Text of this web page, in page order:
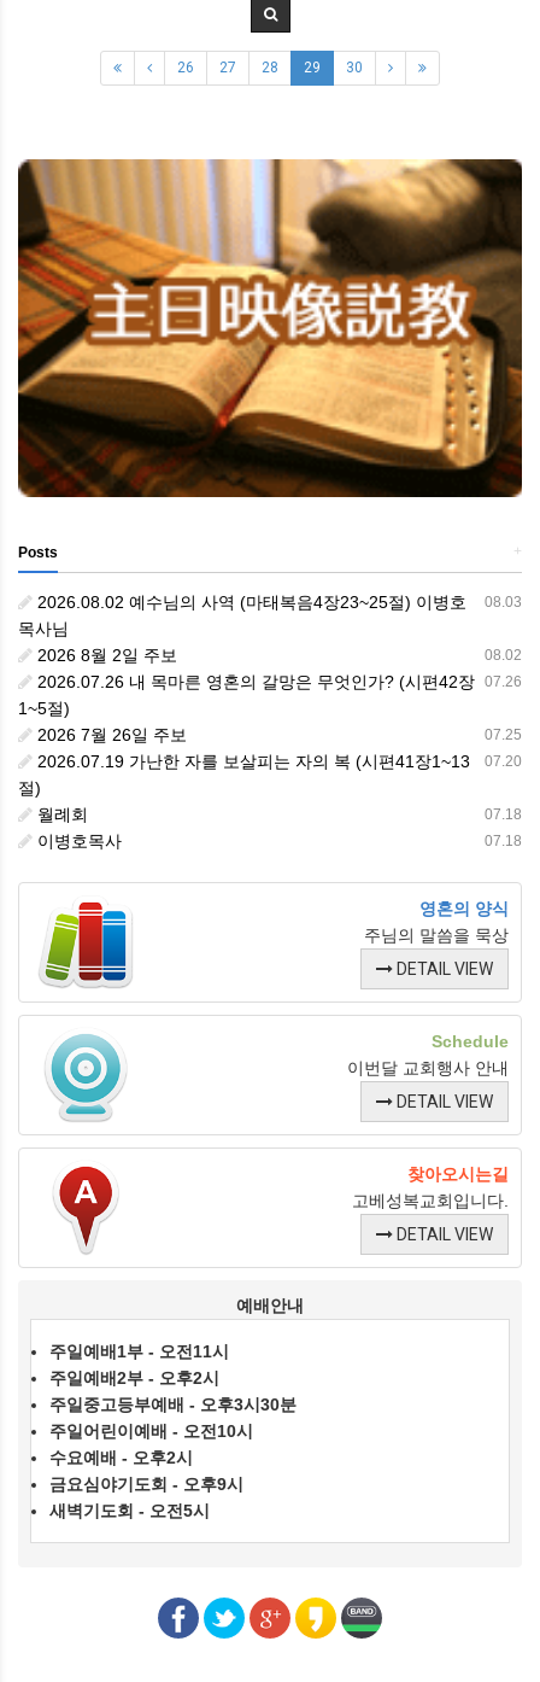
26 27 28 29 30
+
Posts
08.03
2026.08.02 예수님의 사역 (마태복음4장23~25절) 이병호
목사님
08.02
2026 8월 2일 주보
07.26
2026.07.26 내 목마른 영혼의 갈망은 무엇인가? (시편42장
1~5절)
07.25
2026 7월 26일 주보
07.20
2026.07.19 가난한 자를 보살피는 자의 복 (시편41장1~13
절)
07.18
월례회
07.18
이병호목사
영혼의 양식
주님의 말씀을 묵상
DETAIL VIEW
Schedule
이번달 교회행사 안내
DETAIL VIEW
찾아오시는길
고베성복교회입니다.
DETAIL VIEW
예배안내
주일예배1부 - 오전11시
주일예배2부 - 오후2시
주일중고등부예배 - 오후3시30분
주일어린이예배 - 오전10시
수요예배 - 오후2시
금요심야기도회 - 오후9시
새벽기도회 - 오전5시